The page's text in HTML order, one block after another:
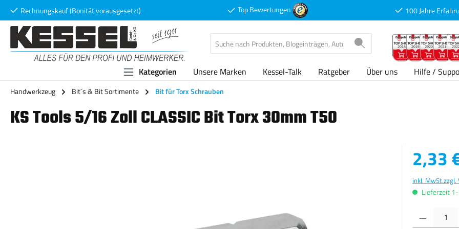
Hauptinhalt springen
Zur Suche springen
Zur Hauptnavigation springen
Rechnungskauf (Bonität vorausgesetzt) Top Bewertungen 100 Jahre
Kategorien Unsere Marken Kessel-Talk Ratgeber Über uns Hilfe /
Handwerkzeug Bit´s & Bit Sortimente Bit für Torx Schrauben
KS Tools 5/16 Zoll CLASSIC Bit Torx 30mm T50
2,33
inkl. MwSt.zzgl.
Lieferzeit
Produkt Anzahl: